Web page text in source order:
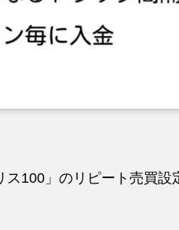
100」のリピート売買設